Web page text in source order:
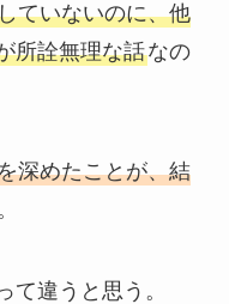
ていないのに、他
所詮無理な話なの
深めたことが、結
て違うと思う。